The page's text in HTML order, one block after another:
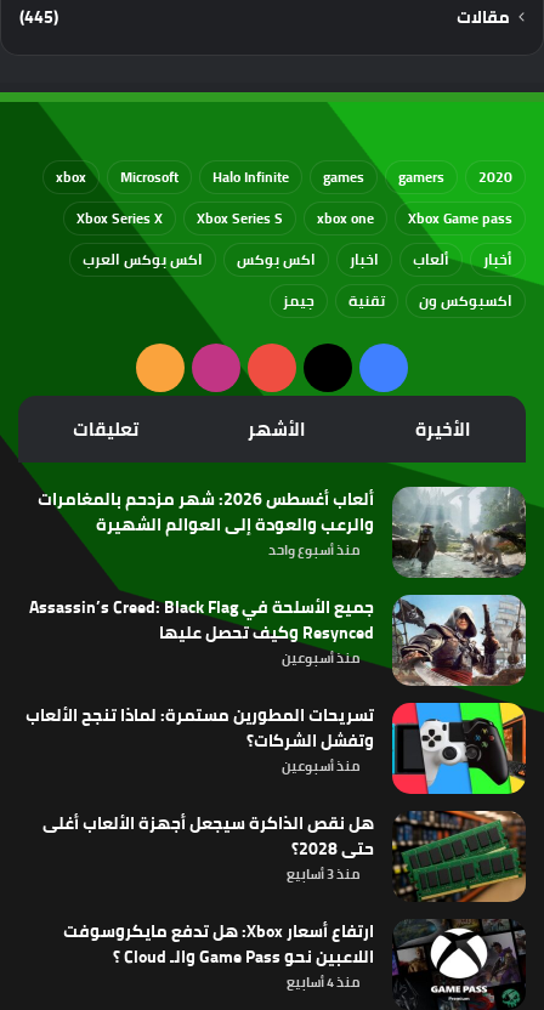
مقالات
(445)
2020
gamers
games
Halo Infinite
Microsoft
xbox
Xbox Game pass
xbox one
Xbox Series S
Xbox Series X
أخبار
ألعاب اخبار اكس بوكس
اكس بوكس العرب
اكسبوكس ون
تقنية جيمز
فيسبوك
‫X
‫YouTubeانستقرامملخص
الموقع
RSS
الأخيرة الأشهر تعليقات
ألعاب أغسطس 2026: شهر مزدحم بالمغامرات
والرعب والعودة إلى العوالم الشهيرة
منذ أسبوع واحد
جميع الأسلحة في Assassin’s Creed: Black Flag
Resynced وكيف تحصل عليها
منذ أسبوعين
تسريحات المطورين مستمرة: لماذا تنجح الألعاب
وتفشل الشركات؟
منذ أسبوعين
هل نقص الذاكرة سيجعل أجهزة الألعاب أغلى
حتى 2028؟
منذ 3 أسابيع
ارتفاع أسعار Xbox: هل تدفع مايكروسوفت
اللاعبين نحو Game Pass والـ Cloud ؟
منذ 4 أسابيع